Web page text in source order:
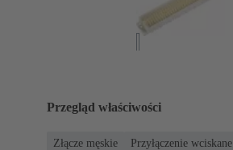
Przegląd właściwości
Złącze męskie
Przyłączenie wciskane